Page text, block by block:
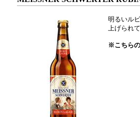
明るいル
上げられて
※こちら